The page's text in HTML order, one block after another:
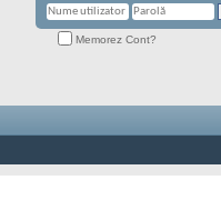
Memorez Cont?